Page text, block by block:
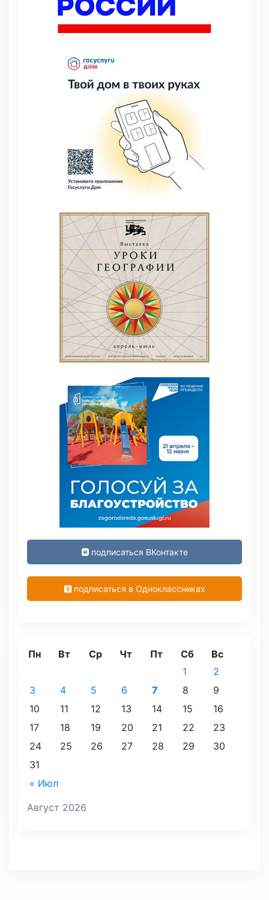
подписаться ВКонтакте
подписаться в Одноклассниках
Август 2026
Пн Вт Ср Чт Пт Сб Вс
« Июл
1
2
3
4 5 6 7 8
9
10
11 12 13 14 15
16
17
18 19 20 21 22
23
24
25 26 27 28 29
30
31